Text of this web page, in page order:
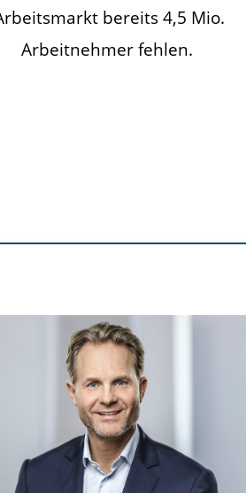
bereits 4,5 Mio.
Arbeitnehmer fehlen.